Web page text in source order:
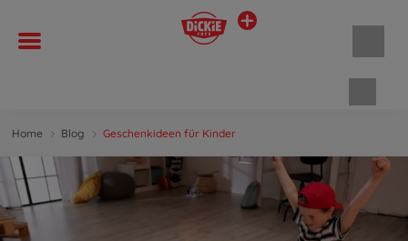
Home Blog Geschenkideen für Kinder